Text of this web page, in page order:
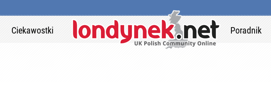
Ciekawostki Poradnik